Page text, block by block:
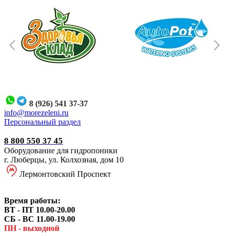
8 (926) 541 37-37
info@morezeleni.ru
Персональный раздел
8 800 550 37 45
Оборудование для гидропоники
г. Люберцы, ул. Колхозная, дом 10
Лермонтовский Проспект
Время работы:
ВТ - ПТ 10.00-20.00
СБ - ВС 11.00-19.00
ПН - выходной